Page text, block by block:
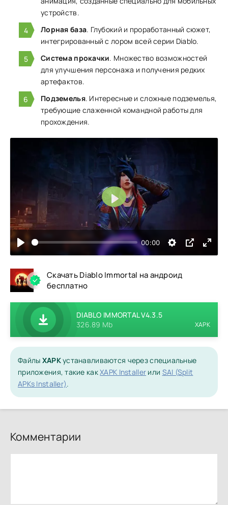
устройств.
Лорная база. Глубокий и проработанный сюжет,
интегрированный с лором всей серии Diablo.
Система прокачки. Множество возможностей
для улучшения персонажа и получения редких
артефактов.
Подземелья. Интересные и сложные подземелья,
требующие слаженной командной работы для
прохождения.
00:00
Воспроизвести
Скачать Diablo Immortal на андроид
бесплатно
DIABLO IMMORTAL V4.3.5
326.89 Mb
XAPK
Файлы XAPKустанавливаются через специальные
приложения, такие какXAPK Installer или SAI (Split
APKs Installer).
Комментарии